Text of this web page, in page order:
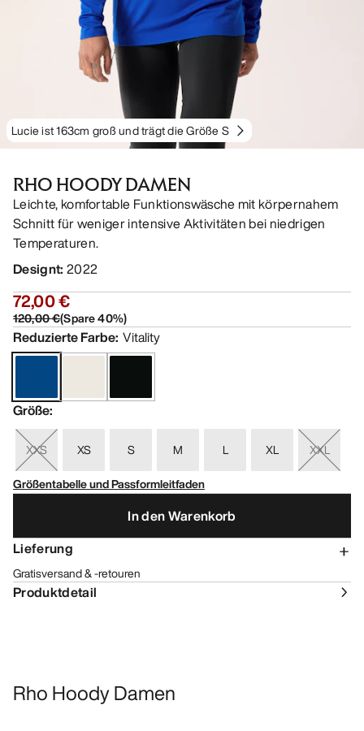
Lucie ist 163cm groß und trägt die Größe S
RHO HOODY DAMEN
Leichte, komfortable Funktionswäsche mit körpernahem
Schnitt für weniger intensive Aktivitäten bei niedrigen
Temperaturen.
Designt: 2022
72,00 €
120,00 €(Spare40%)
Reduzierte Farbe: Vitality
Größe:
XXS XS S M L XL
XXL
Größentabelle und Passformleitfaden
In den Warenkorb
Lieferung
Gratisversand & -retouren
Produktdetail
Rho Hoody Damen